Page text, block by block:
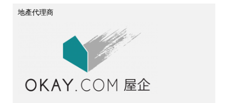
地產代理商